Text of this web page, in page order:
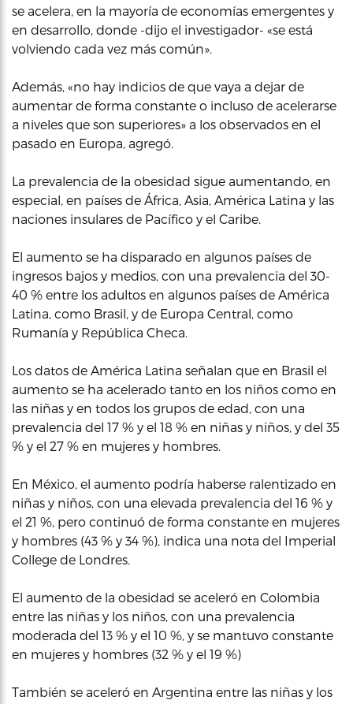
se acelera, en la mayoría de economías emergentes y
en desarrollo, donde -dijo el investigador- «se está
volviendo cada vez más común».
Además, «no hay indicios de que vaya a dejar de
aumentar de forma constante o incluso de acelerarse
a niveles que son superiores» a los observados en el
pasado en Europa, agregó.
La prevalencia de la obesidad sigue aumentando, en
especial, en países de África, Asia, América Latina y las
naciones insulares de Pacífico y el Caribe.
El aumento se ha disparado en algunos países de
ingresos bajos y medios, con una prevalencia del 30-
40 % entre los adultos en algunos países de América
Latina, como Brasil, y de Europa Central, como
Rumanía y República Checa.
Los datos de América Latina señalan que en Brasil el
aumento se ha acelerado tanto en los niños como en
las niñas y en todos los grupos de edad, con una
prevalencia del 17 % y el 18 % en niñas y niños, y del 35
% y el 27 % en mujeres y hombres.
En México, el aumento podría haberse ralentizado en
niñas y niños, con una elevada prevalencia del 16 % y
el 21 %, pero continuó de forma constante en mujeres
y hombres (43 % y 34 %), indica una nota del Imperial
College de Londres.
El aumento de la obesidad se aceleró en Colombia
entre las niñas y los niños, con una prevalencia
moderada del 13 % y el 10 %, y se mantuvo constante
en mujeres y hombres (32 % y el 19 %)
También se aceleró en Argentina entre las niñas y los